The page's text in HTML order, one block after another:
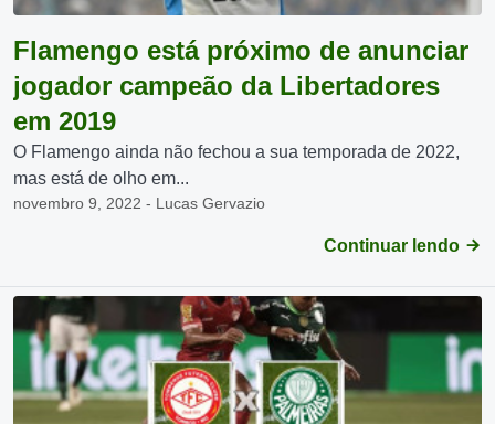
Flamengo está próximo de anunciar
jogador campeão da Libertadores
em 2019
O Flamengo ainda não fechou a sua temporada de 2022,
mas está de olho em...
novembro 9, 2022 - Lucas Gervazio
Continuar lendo